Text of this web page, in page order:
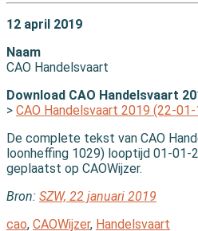
12 april 2019
Naam
CAO Handelsvaart
Download CAO Handelsvaart
> CAO Handelsvaart 2019 (22-01-
De complete tekst van CAO
loonheffing 1029) looptijd 01-01-
geplaatst op CAOWijzer.
Bron: SZW, 22 januari 2019
cao, CAOWijzer, Handelsvaart